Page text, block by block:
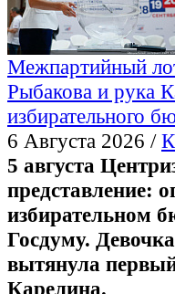
Межпартийный
Рыбакова и рука
избирательного
6 Августа 2026 /
5 августа
представление:
избирательном
Госдуму.
вытянула
Карелина.